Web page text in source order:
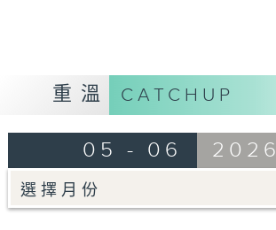
重溫 CATCHUP
05 - 06 2026